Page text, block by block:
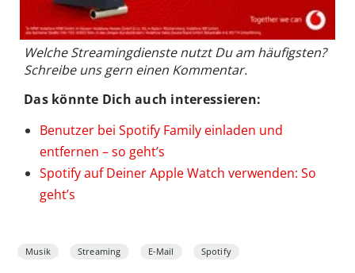
Welche Streamingdienste nutzt Du am häufigsten?
Schreibe uns gern einen Kommentar.
Das könnte Dich auch interessieren:
Benutzer bei Spotify Family einladen und
entfernen – so geht’s
Spotify auf Deiner Apple Watch verwenden: So
geht’s
Musik Streaming E-Mail Spotify